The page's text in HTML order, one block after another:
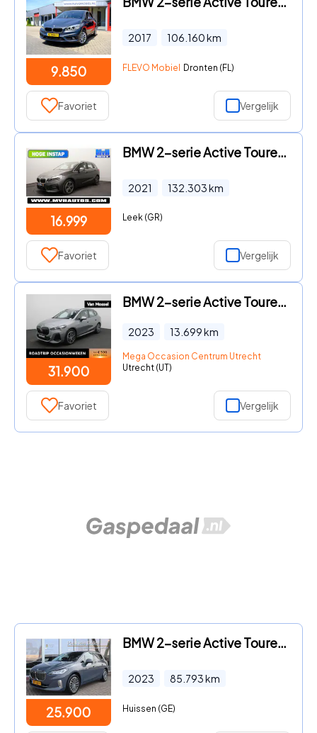
9.850
2017 106.160km
FLEVO Mobiel Dronten (FL)
Favoriet Vergelijk
16.999
BMW 2-serie Active Tourer - 218i Business Edition|SPORTSTOEL
2021 132.303km
Leek (GR)
Favoriet Vergelijk
31.900
BMW 2-serie Active Tourer - 218i M-Sport AUTOMAAT | Carplay | Camera | CruiseControl | S
2023 13.699km
Mega Occasion Centrum Utrecht
Utrecht (UT)
Favoriet Vergelijk
25.900
BMW 2-serie Active Tourer - (u06) 218i 136PK AUTOMAAT LUXURY Navi | Dab | Camera | Wides
2023 85.793km
Huissen (GE)